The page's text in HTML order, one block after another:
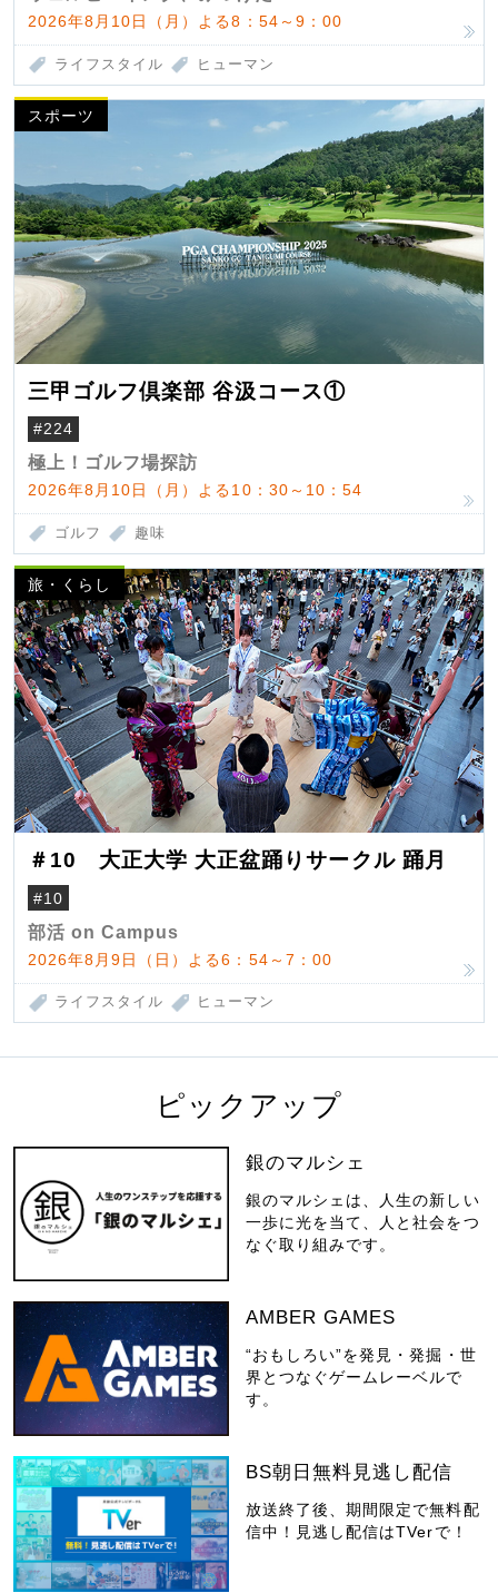
2026年8月10日（月）よる8：54～9：00
ライフスタイル ヒューマン
スポーツ
三甲ゴルフ倶楽部 谷汲コース①
#224
極上！ゴルフ場探訪
2026年8月10日（月）よる10：30～10：54
ゴルフ 趣味
旅・くらし
＃10 大正大学 大正盆踊りサークル 踊月
#10
部活 on Campus
2026年8月9日（日）よる6：54～7：00
ライフスタイル ヒューマン
ピックアップ
銀のマルシェ
銀のマルシェは、人生の新しい
一歩に光を当て、人と社会をつ
なぐ取り組みです。
AMBER GAMES
“おもしろい”を発見・発掘・世
界とつなぐゲームレーベルで
す。
BS朝日無料見逃し配信
放送終了後、期間限定で無料配
信中！見逃し配信はTVerで！